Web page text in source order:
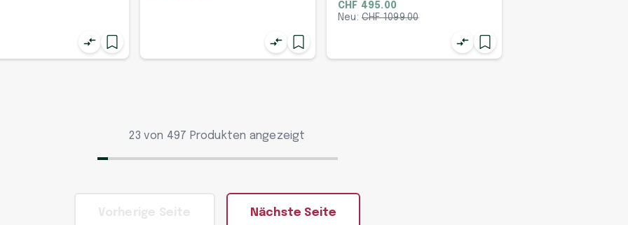
CHF 495.00
Neu:CHF1099.00
23 von 497 Produkten angezeigt
Nächste Seite